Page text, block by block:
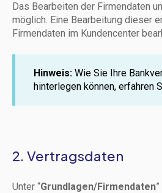
Das Bearbeiten der Firmendaten
möglich. Eine Bearbeitung dieser
Firmendaten im Kundencenter
Hinweis: Wie Sie Ihre
hinterlegen können, erfahren
2. Vertragsdaten
Unter “Grundlagen/Firmendaten